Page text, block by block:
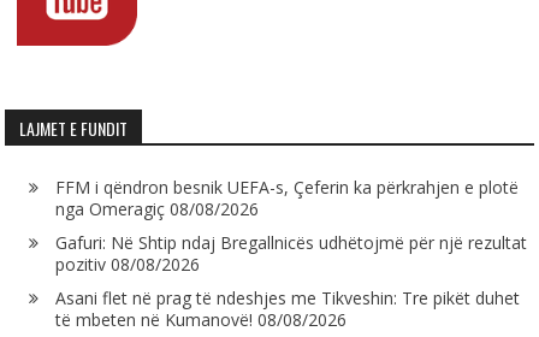
LAJMET E FUNDIT
FFM i qëndron besnik UEFA-s, Çeferin ka përkrahjen e plotë
nga Omeragiç 08/08/2026
Gafuri: Në Shtip ndaj Bregallnicës udhëtojmë për një rezultat
pozitiv 08/08/2026
Asani flet në prag të ndeshjes me Tikveshin: Tre pikët duhet
të mbeten në Kumanovë! 08/08/2026